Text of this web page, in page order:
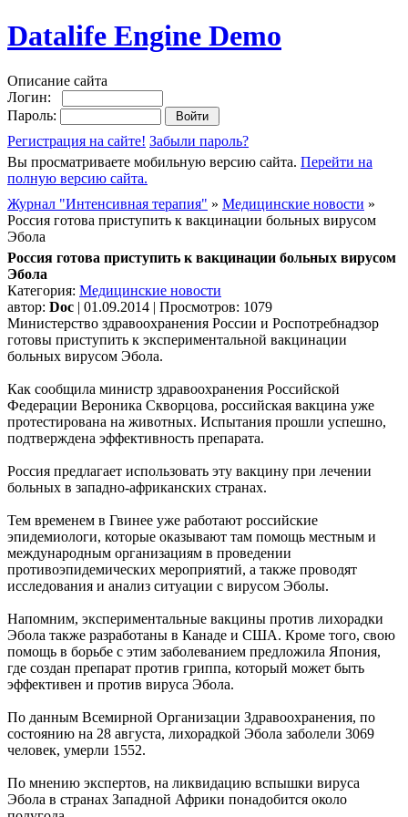
Datalife Engine Demo
Описание сайта
Логин:
Пароль:
Регистрация на сайте! Забыли пароль?
Вы просматриваете мобильную версию сайта. Перейти на
полную версию сайта.
Журнал "Интенсивная терапия" » Медицинские новости »
Россия готова приступить к вакцинации больных вирусом
Эбола
Россия готова приступить к вакцинации больных вирусом
Эбола
Категория: Медицинские новости
автор: Doc | 01.09.2014 | Просмотров: 1079
Министерство здравоохранения России и Роспотребнадзор
готовы приступить к экспериментальной вакцинации
больных вирусом Эбола.
Как сообщила министр здравоохранения Российской
Федерации Вероника Скворцова, российская вакцина уже
протестирована на животных. Испытания прошли успешно,
подтверждена эффективность препарата.
Россия предлагает использовать эту вакцину при лечении
больных в западно-африканских странах.
Тем временем в Гвинее уже работают российские
эпидемиологи, которые оказывают там помощь местным и
международным организациям в проведении
противоэпидемических мероприятий, а также проводят
исследования и анализ ситуации с вирусом Эболы.
Напомним, экспериментальные вакцины против лихорадки
Эбола также разработаны в Канаде и США. Кроме того, свою
помощь в борьбе с этим заболеванием предложила Япония,
где создан препарат против гриппа, который может быть
эффективен и против вируса Эбола.
По данным Всемирной Организации Здравоохранения, по
состоянию на 28 августа, лихорадкой Эбола заболели 3069
человек, умерли 1552.
По мнению экспертов, на ликвидацию вспышки вируса
Эбола в странах Западной Африки понадобится около